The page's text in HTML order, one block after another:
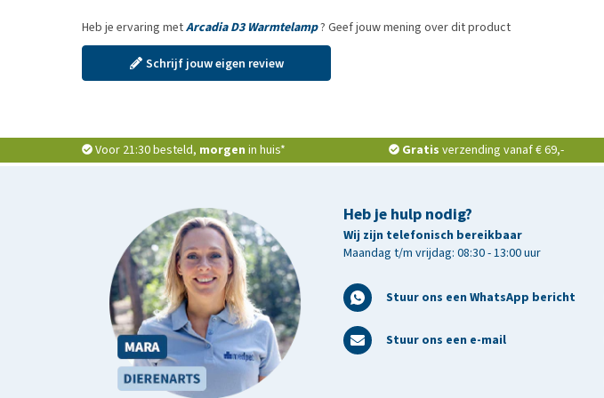
Heb je ervaring metArcadia D3 Warmtelamp? Geef jouw mening over dit product
Schrijf jouw eigen review
Voor 21:30 besteld, morgen in huis* Gratis verzending vanaf € 69,-
Heb je hulp nodig?
Wij zijn telefonisch bereikbaar
Maandag t/m vrijdag: 08:30 - 13:00 uur
Stuur ons een WhatsApp bericht
Stuur ons een e-mail